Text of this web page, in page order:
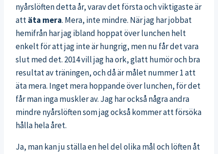
nyårslöften detta år, varav det första och viktigaste är
attäta mera. Mera, inte mindre. När jag har jobbat
hemifrån har jag ibland hoppat över lunchen helt
enkelt för att jag inte är hungrig, men nu får det vara
slut med det. 2014 vill jag ha ork, glatt humör och bra
resultat av träningen, och då är målet nummer 1 att
äta mera. Inget mera hoppande över lunchen, för det
får man inga muskler av. Jag har också några andra
mindre nyårslöften som jag också kommer att försöka
hålla hela året.
Ja, man kan ju ställa en hel del olika mål och löften åt